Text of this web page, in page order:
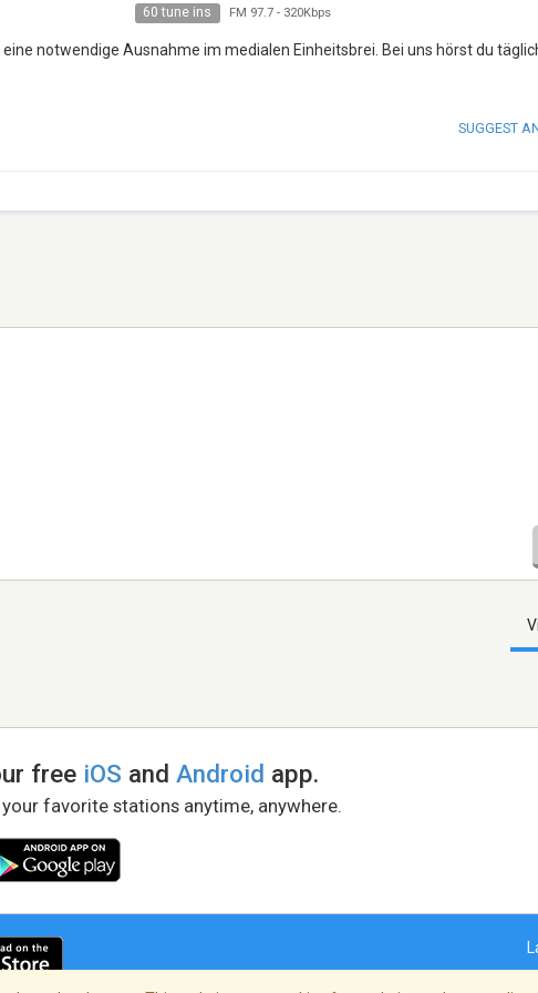
60 tune ins FM 97.7- 320Kbps
notwendige Ausnahme im medialen Einheitsbrei. Bei uns hörst du
SUGGEST
free iOS andAndroid app.
favorite stations anytime, anywhere.